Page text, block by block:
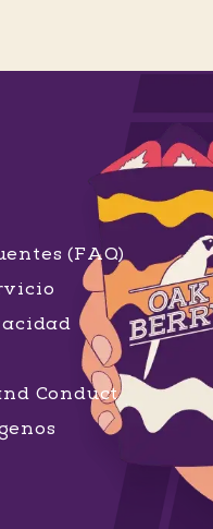
(FAQ)
Conduct